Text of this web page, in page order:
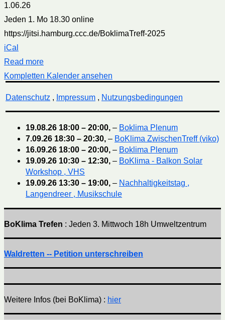
1.06.26
Jeden 1. Mo 18.30 online
https://jitsi.hamburg.ccc.de/BoklimaTreff-2025
iCal
Read more
Kompletten Kalender ansehen
Datenschutz , Impressum, Nutzungsbedingungen
19.08.26 18:00 – 20:00, – Boklima Plenum
7.09.26 18:30 – 20:30, – BoKlima ZwischenTreff (viko)
16.09.26 18:00 – 20:00, – Boklima Plenum
19.09.26 10:30 – 12:30, – BoKlima - Balkon Solar
Workshop , VHS
19.09.26 13:30 – 19:00, – Nachhaltigkeitstag ,
Langendreer , Musikschule
BoKlima Trefen : Jeden 3. Mittwoch 18h Umweltzentrum
Waldretten -- Petition unterschreiben
Weitere Infos (bei BoKlima) : hier